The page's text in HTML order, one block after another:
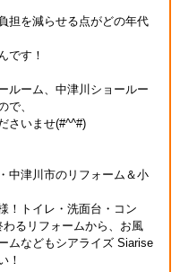
担を減らせる点がどの年代
です！
ルーム、中津川ショールー
で、
さいませ(#^^#)
中津川市のリフォーム＆小
！トイレ・洗面台・コン
るリフォームから、お風
ムなどもシアライズ Siarise
！